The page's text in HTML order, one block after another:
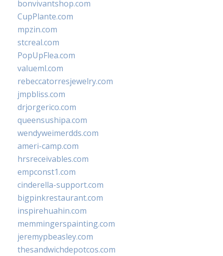
bonvivantshop.com
CupPlante.com
mpzin.com
stcreal.com
PopUpFlea.com
valueml.com
rebeccatorresjewelry.com
jmpbliss.com
drjorgerico.com
queensushipa.com
wendyweimerdds.com
ameri-camp.com
hrsreceivables.com
empconst1.com
cinderella-support.com
bigpinkrestaurant.com
inspirehuahin.com
memmingerspainting.com
jeremypbeasley.com
thesandwichdepotcos.com